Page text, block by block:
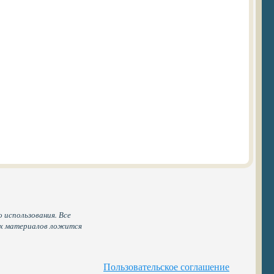
Все
материалов ложится
Пользовательское соглашение